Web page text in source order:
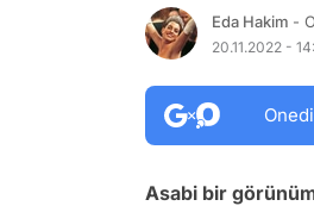
Eda Hakim -
20.11.2022 -
Asabi bir